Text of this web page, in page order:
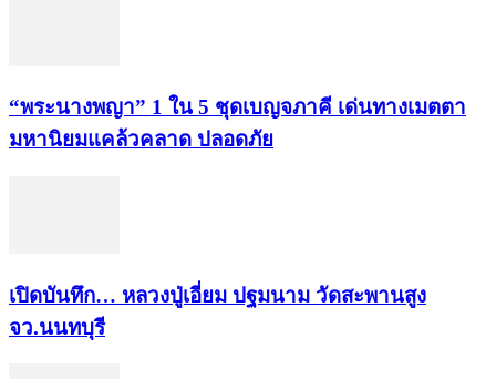
“พระ​นาง​พญา” 1 ใน 5​ ชุดเบญจ​ภาคี​ เด่นทางเมตตา​
มหา​นิยม​แคล้วคลาด​ ปลอดภัย​
เปิดบันทึก… หลวงปู่เอี่ยม ​ปฐม​นาม​ วัดสะพานสูง​
จว.นนทบุรี